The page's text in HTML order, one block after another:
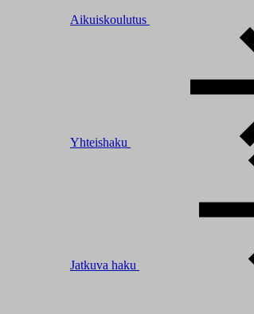
Aikuiskoulutus
Yhteishaku
Jatkuva haku